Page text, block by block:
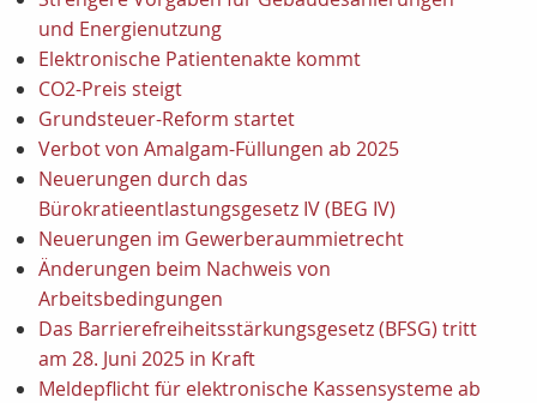
und Energienutzung
Elektronische Patientenakte kommt
CO2-Preis steigt
Grundsteuer-Reform startet
Verbot von Amalgam-Füllungen ab 2025
Neuerungen durch das
Bürokratieentlastungsgesetz IV (BEG IV)
Neuerungen im Gewerberaummietrecht
Änderungen beim Nachweis von
Arbeitsbedingungen
Das Barrierefreiheitsstärkungsgesetz (BFSG) tritt
am 28. Juni 2025 in Kraft
Meldepflicht für elektronische Kassensysteme ab